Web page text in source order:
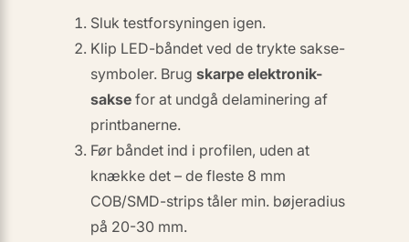
Sluk testforsyningen igen.
Klip LED-båndet ved de trykte sakse-
symboler. Brugskarpe elektronik-
sakse for at undgå delaminering af
printbanerne.
Før båndet ind i profilen, uden at
knække det – de fleste 8 mm
COB/SMD-strips tåler min. bøjeradius
på 20-30 mm.